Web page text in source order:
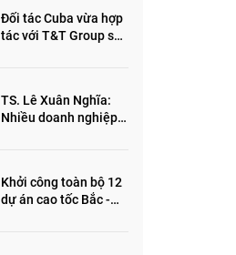
Đối tác Cuba vừa hợp
tác với T&T Group sản
TS. Lê Xuân Nghĩa:
Nhiều doanh nghiệp
Khởi công toàn bộ 12
dự án cao tốc Bắc -